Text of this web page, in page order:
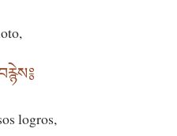
logros,